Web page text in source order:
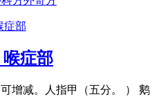
喉症部
增减。人指甲（五分。 ） 鹅